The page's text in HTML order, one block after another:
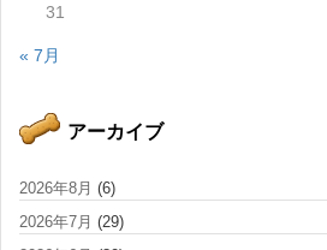
31
« 7月
アーカイブ
2026年8月 (6)
2026年7月 (29)